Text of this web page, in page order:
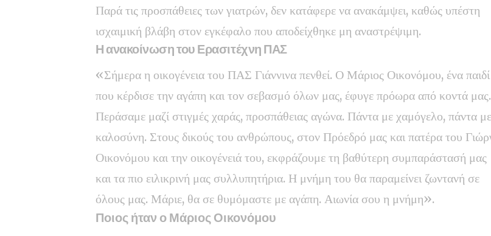
Παρά τις προσπάθειες των γιατρών, δεν κατάφερε να ανακάμψει, καθώς υπέστη
ισχαιμική βλάβη στον εγκέφαλο που αποδείχθηκε μη αναστρέψιμη.
Η ανακοίνωση του Ερασιτέχνη ΠΑΣ
«Σήμερα η οικογένεια του ΠΑΣ Γιάννινα πενθεί. Ο Μάριος Οικονόμου, ένα παιδί
που κέρδισε την αγάπη και τον σεβασμό όλων μας, έφυγε πρόωρα από κοντά μας.
Περάσαμε μαζί στιγμές χαράς, προσπάθειας αγώνα. Πάντα με χαμόγελο, πάντα με
καλοσύνη. Στους δικούς του ανθρώπους, στον Πρόεδρό μας και πατέρα του
Οικονόμου και την οικογένειά του, εκφράζουμε τη βαθύτερη συμπαράστασή μας
και τα πιο ειλικρινή μας συλλυπητήρια. Η μνήμη του θα παραμείνει ζωντανή σε
όλους μας. Μάριε, θα σε θυμόμαστε με αγάπη. Αιωνία σου η μνήμη».
Ποιος ήταν ο Μάριος Οικονόμου